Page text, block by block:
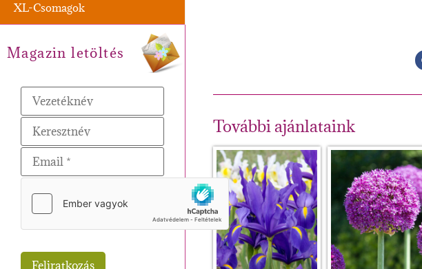
XL-Csomagok
Magazin letöltés
További ajánlataink